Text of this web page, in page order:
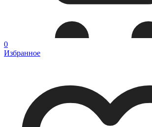
0
Избранное